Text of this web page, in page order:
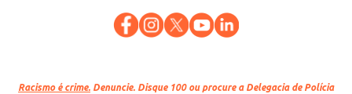
Racismo é crime. Denuncie. Disque 100 ou procure a Delegacia de Polícia